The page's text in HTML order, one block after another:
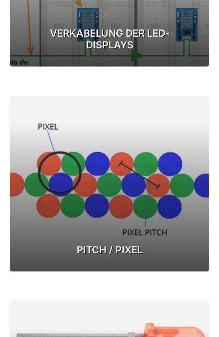
VERKABELUNG DER LED-
DISPLAYS
PITCH / PIXEL